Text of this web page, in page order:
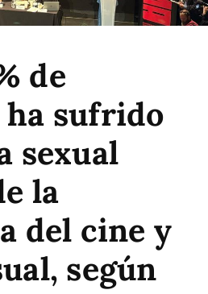
de
sufrido
sexual
la
del cine y
según